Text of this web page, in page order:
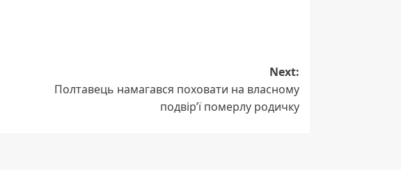
Next:
Полтавець намагався поховати на власному
подвір’ї померлу родичку